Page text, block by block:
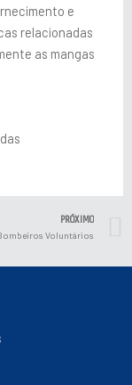
e
relacionadas
as mangas
PRÓXIMO
Voluntários